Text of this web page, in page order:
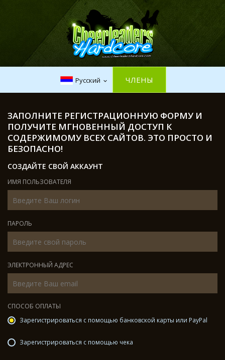
Русский ЧЛЕНЫ
ЗАПОЛНИТЕ РЕГИСТРАЦИОННУЮ ФОРМУ И
ПОЛУЧИТЕ МГНОВЕННЫЙ ДОСТУП К
СОДЕРЖИМОМУ ВСЕХ САЙТОВ. ЭТО ПРОСТО И
БЕЗОПАСНО!
СОЗДАЙТЕ СВОЙ АККАУНТ
ИМЯ ПОЛЬЗОВАТЕЛЯ
ПАРОЛЬ
ЭЛЕКТРОННЫЙ АДРЕС
СПОСОБ ОПЛАТЫ
Зарегистрироваться с помощью банковской карты или PayPal
Зарегистрироваться с помощью чека